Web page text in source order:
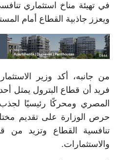
في تهيئة مناخ استثماري
ويعزز جاذبية القطاع أمام
من جانبه، أكد وزير
فريد أن قطاع البترول يمثل أحد
المصري ومحركًا رئيسيًا لجذب
حرص الوزارة على تقديم
تنافسية القطاع وتزيد من
والاستثمارات.